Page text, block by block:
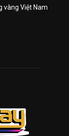
vàng Việt Nam